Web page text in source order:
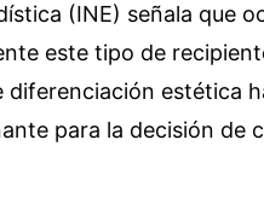
(INE) señala que
este tipo de
diferenciación estética
para la decisión de